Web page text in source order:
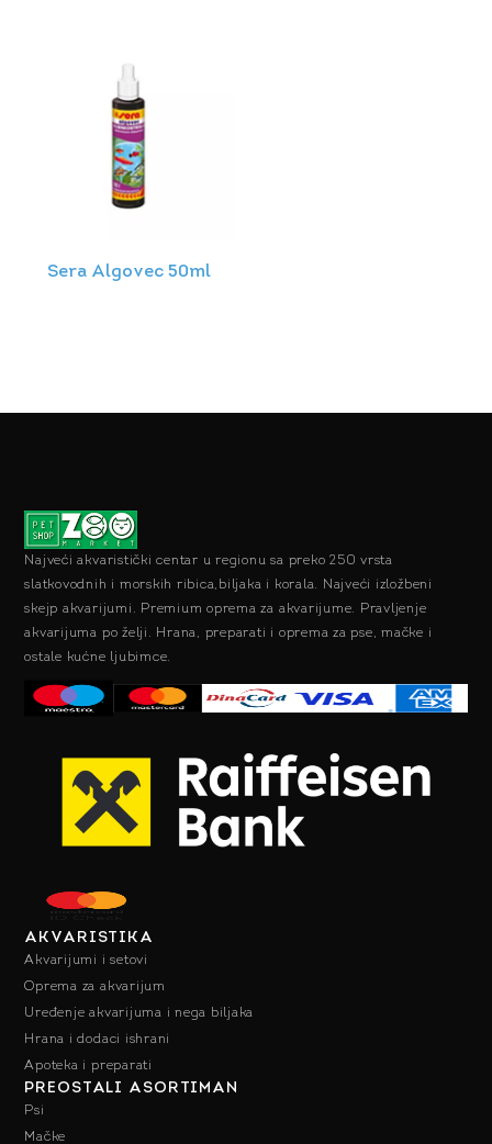
Sera Algovec 50ml
Najveći akvaristički centar u regionu sa preko 250 vrsta
slatkovodnih i morskih ribica,biljaka i korala. Najveći izložbeni
skejp akvarijumi. Premium oprema za akvarijume. Pravljenje
akvarijuma po želji. Hrana, preparati i oprema za pse, mačke i
ostale kućne ljubimce.
AKVARISTIKA
Akvarijumi i setovi
Oprema za akvarijum
Uređenje akvarijuma i nega biljaka
Hrana i dodaci ishrani
Apoteka i preparati
PREOSTALI ASORTIMAN
Psi
Mačke